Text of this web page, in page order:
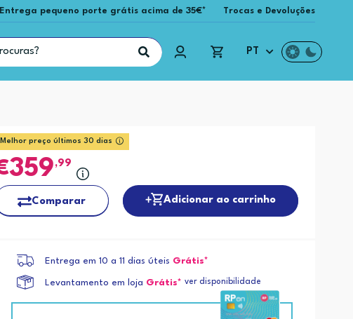
Entrega pequeno porte grátis acima de 35€* Trocas e Devoluções
PT
Melhor preço últimos 30 dias
359 ,99
Comparar Adicionar ao carrinho
Entrega em 10 a 11 dias úteis Grátis*
Levantamento em loja Grátis* ver disponibilidade